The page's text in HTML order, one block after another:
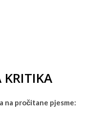
KRITIKA
na pročitane pjesme: